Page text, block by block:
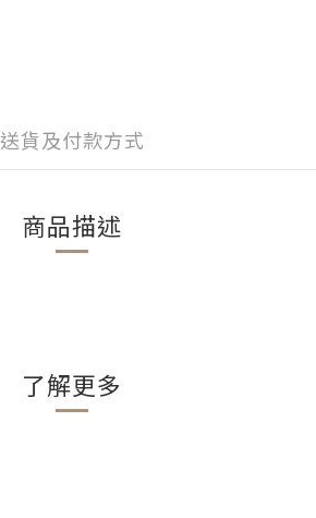
送貨及付款方式
商品描述
了解更多